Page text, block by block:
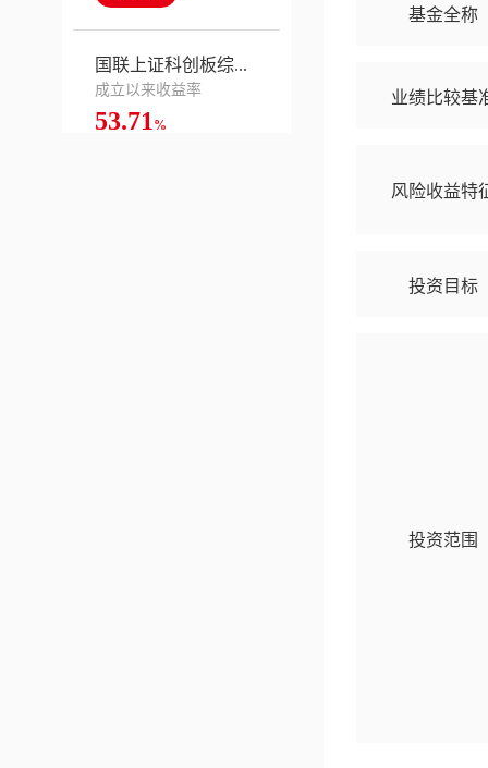
国联上证科创板综...
成立以来收益率
53.71 %
基金全称
业绩比较基
风险收益特
投资目标
投资范围